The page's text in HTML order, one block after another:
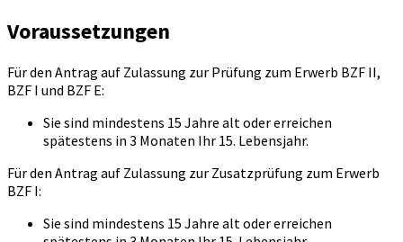
Voraussetzungen
Für den Antrag auf Zulassung zur Prüfung zum Erwerb BZF II,
BZF I und BZF E:
Sie sind mindestens 15 Jahre alt oder erreichen
spätestens in 3 Monaten Ihr 15. Lebensjahr.
Für den Antrag auf Zulassung zur Zusatzprüfung zum Erwerb
BZF I:
Sie sind mindestens 15 Jahre alt oder erreichen